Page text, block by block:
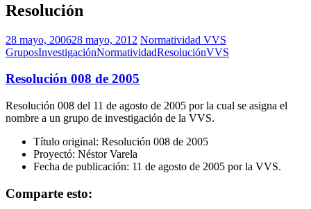
Resolución
28 mayo, 200628 mayo, 2012 Normatividad VVS
GruposInvestigaciónNormatividadResoluciónVVS
Resolución 008 de 2005
Resolución 008 del 11 de agosto de 2005 por la cual se asigna el
nombre a un grupo de investigación de la VVS.
Título original: Resolución 008 de 2005
Proyectó: Néstor Varela
Fecha de publicación: 11 de agosto de 2005 por la VVS.
Comparte esto: